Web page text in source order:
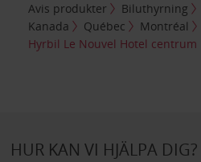
Avis produkter
Biluthyrning
Kanada
Québec
Montréal
Hyrbil Le Nouvel Hotel centrum
HUR KAN VI HJÄLPA DIG?